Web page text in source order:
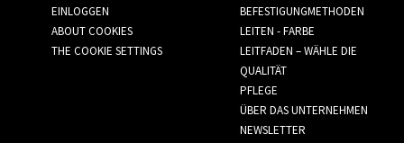
EINLOGGEN
ABOUT COOKIES
THE COOKIE SETTINGS
BEFESTIGUNGMETHODEN
LEITEN - FARBE
LEITFADEN – WÄHLE DIE
QUALITÄT
PFLEGE
ÜBER DAS UNTERNEHMEN
NEWSLETTER